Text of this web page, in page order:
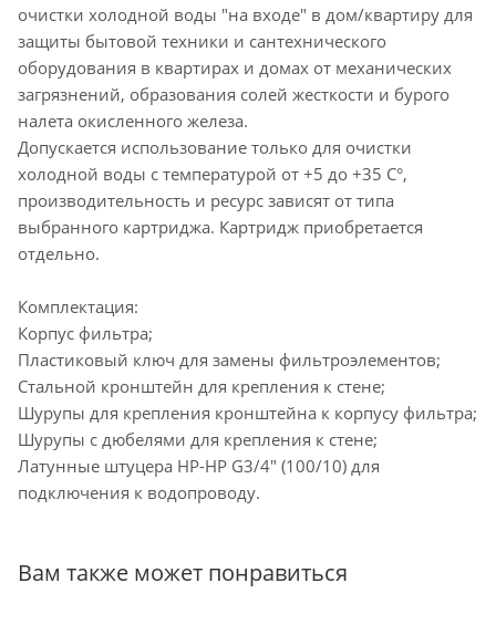
очистки холодной воды "на входе" в дом/квартиру для
защиты бытовой техники и сантехнического
оборудования в квартирах и домах от механических
загрязнений, образования солей жесткости и бурого
налета окисленного железа.
Допускается использование только для очистки
холодной воды с температурой от +5 до +35 С°,
производительность и ресурс зависят от типа
выбранного картриджа. Картридж приобретается
отдельно.
Комплектация:
Корпус фильтра;
Пластиковый ключ для замены фильтроэлементов;
Стальной кронштейн для крепления к стене;
Шурупы для крепления кронштейна к корпусу фильтра;
Шурупы с дюбелями для крепления к стене;
Латунные штуцера НР-НР G3/4" (100/10) для
подключения к водопроводу.
Вам также может понравиться